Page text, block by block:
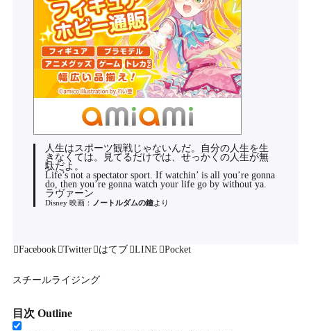
人生はスポーツ観戦じゃないんだ。自分の人生を生
きなくては。見てるだけでは、せっかくの人生が無
駄だよ。
Life’s not a spectator sport. If watchin’ is all you’re gonna
do, then you’re gonna watch your life go by without ya.
ラヴァーン
Disney 映画： ノートルダムの鐘より
Facebook Twitter はてブ LINE Pocket
スチールライジング
目次 Outline